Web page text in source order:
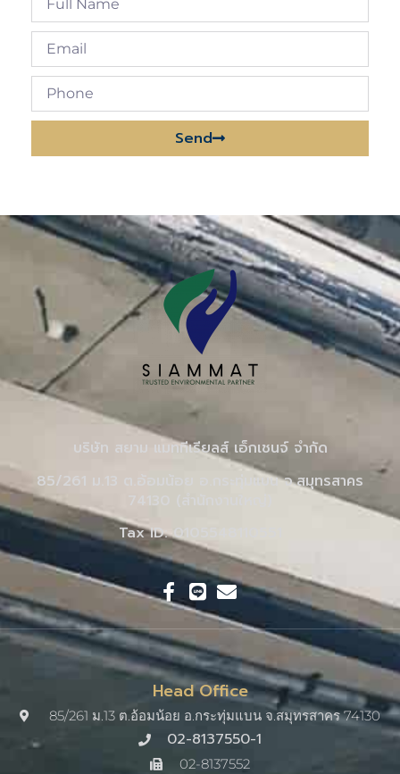
Send
บริษัท สยาม แมททีเรียลส์ เอ็กเชนจ์ จำกัด
85/261 ม.13 ต.อ้อมน้อย อ.กระทุ่มแบน จ.สมุทรสาคร
74130 (สำนักงานใหญ่)
Tax ID: 0105548110551
Head Office
85/261 ม.13 ต.อ้อมน้อย อ.กระทุ่มแบน จ.สมุทรสาคร 74130
02-8137550-1
02-8137552